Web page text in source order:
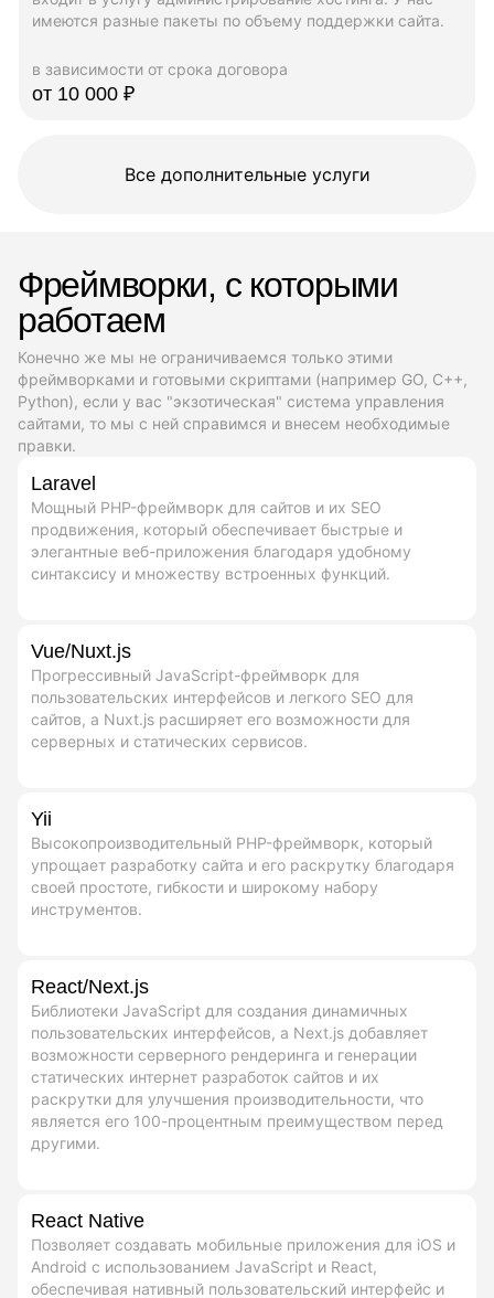
имеются разные пакеты по объему поддержки сайта.
в зависимости от срока договора
от 10 000 ₽
Все дополнительные услуги
Фреймворки, с которыми
работаем
Конечно же мы не ограничиваемся только этими
фреймворками и готовыми скриптами (например GO, C++,
Python), если у вас "экзотическая" система управления
сайтами, то мы с ней справимся и внесем необходимые
правки.
Laravel
Мощный PHP-фреймворк для сайтов и их SEO
продвижения, который обеспечивает быстрые и
элегантные веб-приложения благодаря удобному
синтаксису и множеству встроенных функций.
Vue/Nuxt.js
Прогрессивный JavaScript-фреймворк для
пользовательских интерфейсов и легкого SEO для
сайтов, а Nuxt.js расширяет его возможности для
серверных и статических сервисов.
Yii
Высокопроизводительный PHP-фреймворк, который
упрощает разработку сайта и его раскрутку благодаря
своей простоте, гибкости и широкому набору
инструментов.
React/Next.js
Библиотеки JavaScript для создания динамичных
пользовательских интерфейсов, а Next.js добавляет
возможности серверного рендеринга и генерации
статических интернет разработок сайтов и их
раскрутки для улучшения производительности, что
является его 100-процентным преимуществом перед
другими.
React Native
Позволяет создавать мобильные приложения для iOS и
Android с использованием JavaScript и React,
обеспечивая нативный пользовательский интерфейс и